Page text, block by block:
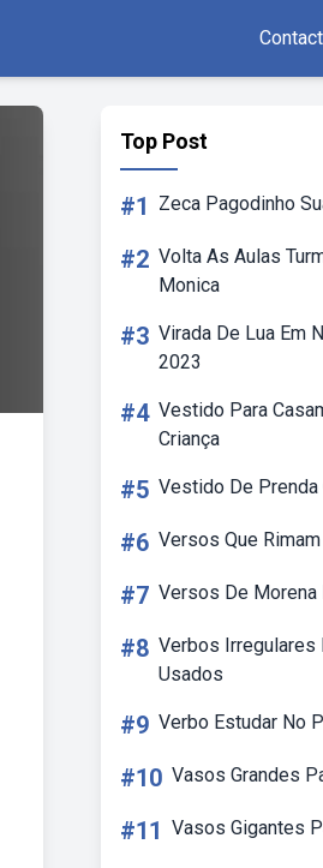
Contact
Top Post
#1 Zeca Pagodinho
#2 Volta As Aulas
Monica
#3 Virada De Lua Em
2023
#4 Vestido Para
Criança
#5 Vestido De Prenda
#6 Versos Que
#7 Versos De Morena
#8 Verbos Irregulares
Usados
#9 Verbo Estudar No
#10 Vasos Grandes
#11 Vasos Gigantes